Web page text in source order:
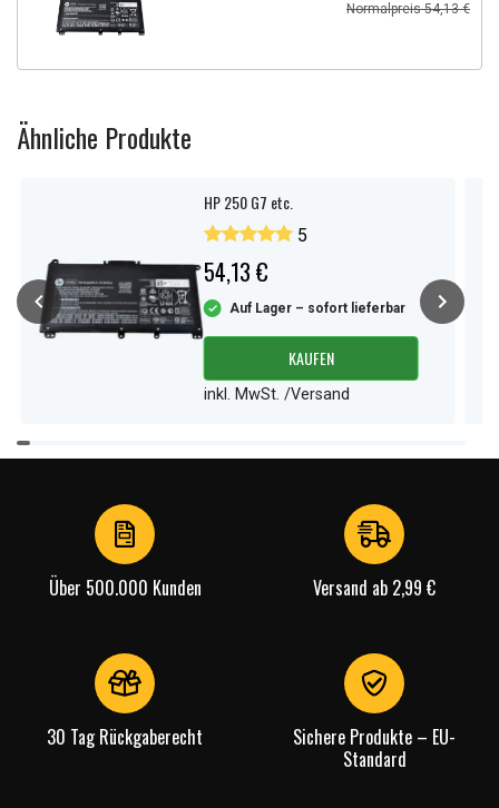
Normalpreis 54,13 €
Ähnliche Produkte
HP 250 G7 etc.
5
54,13 €
Auf Lager – sofort lieferbar
KAUFEN
inkl. MwSt. /Versand
Item
1
Über 500.000 Kunden Versand ab 2,99 €
30 Tag Rückgaberecht
Sichere Produkte – EU-
Standard